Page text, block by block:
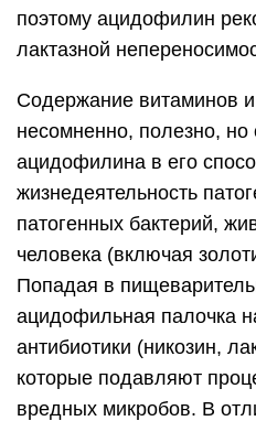
поэтому ацидофилин
лактазной
Содержание витаминов
несомненно, полезно, но
ацидофилина в его
жизнедеятельность
патогенных бактерий,
человека (включая
Попадая в
ацидофильная палочка
антибиотики (никозин,
которые подавляют
вредных микробов. В